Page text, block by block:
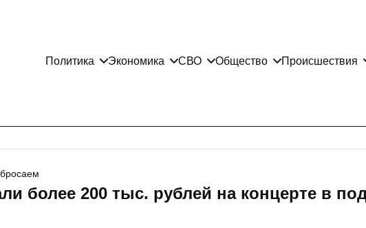
Политика Экономика СВО Общество Происшествия
более 200 тыс. рублей на концерте в